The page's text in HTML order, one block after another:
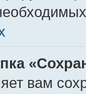
вам